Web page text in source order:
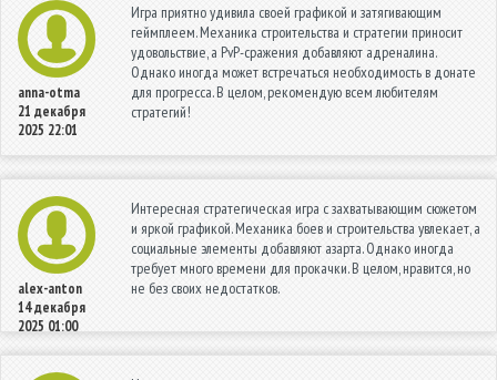
anna-otma
21 декабря
2025 22:01
Игра приятно удивила своей графикой и затягивающим
геймплеем. Механика строительства и стратегии приносит
удовольствие, а PvP-сражения добавляют адреналина.
Однако иногда может встречаться необходимость в донате
для прогресса. В целом, рекомендую всем любителям
стратегий!
alex-anton
14 декабря
2025 01:00
Интересная стратегическая игра с захватывающим сюжетом
и яркой графикой. Механика боев и строительства увлекает, а
социальные элементы добавляют азарта. Однако иногда
требует много времени для прокачки. В целом, нравится, но
не без своих недостатков.